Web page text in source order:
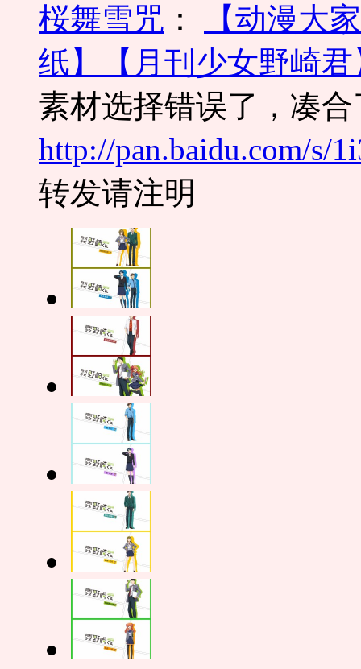
桜舞雪咒 ：
【动漫大
纸】【月刊少女野崎君
素材选择错误了，凑
http://pan.baidu.com/s/
转发请注明